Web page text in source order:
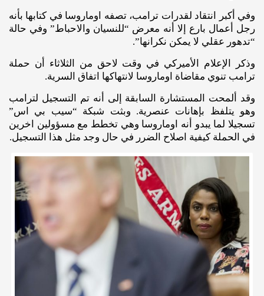
وفي أكبر انتقاد لقدرات ترامب، تصفه اوماروسا في كتابها بأنه
رجل أعمال بارع إلا أنه معرض “للنسيان والاحباط” وفي حالة
“تدهور عقلي لا يمكن نكرانها”.
وذكر الإعلام الأميركي في وقت لاحق من الثلاثاء أن حملة
ترامب تنوي مقاضاة اوماروسا لانتهاكها اتفاق السرية.
وقد ألمحت المستشارة السابقة إلى أنه تم التسجيل لترامب
وهو يتلفظ بإهانات عنصرية. وبثت شبكة “سيب بي اس”
تسجيلا لما يبدو أنه اوماروسا وهي تخطط مع مسؤولين اخرين
في الحملة كيفية اصلاح الضرر في حال وجد مثل هذا التسجيل.